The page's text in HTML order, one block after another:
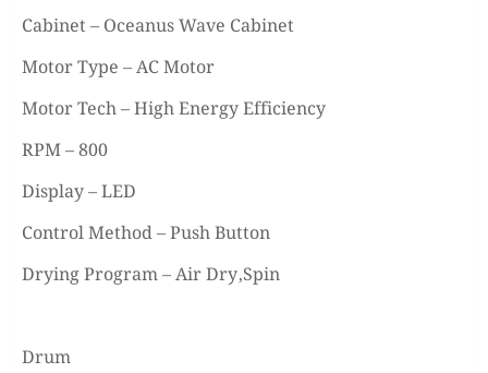
Cabinet – Oceanus Wave Cabinet
Motor Type – AC Motor
Motor Tech – High Energy Efficiency
RPM – 800
Display – LED
Control Method – Push Button
Drying Program – Air Dry,Spin
Drum